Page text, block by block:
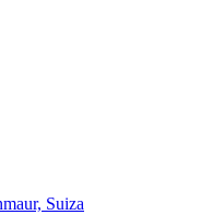
Suiza